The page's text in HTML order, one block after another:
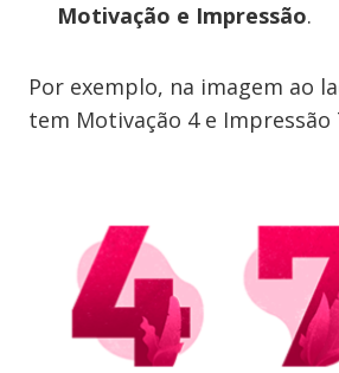
Motivação e Impressão.
Por exemplo, na imagem ao
tem Motivação 4 e Impressão